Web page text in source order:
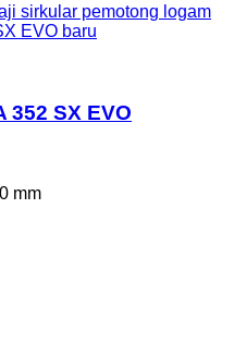
sirkular pemotong logam
EVO baru
352 SX EVO
mm